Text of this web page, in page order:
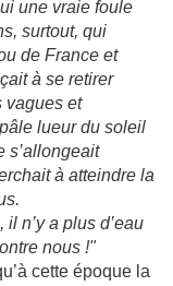
une vraie foule
surtout, qui
de France et
à se retirer
vagues et
lueur du soleil
s’allongeait
à atteindre la
n’y a plus d’eau
nous !"
cette époque la